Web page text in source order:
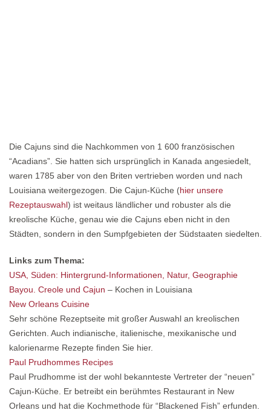
Die Cajuns sind die Nachkommen von 1 600 französischen
“Acadians”. Sie hatten sich ursprünglich in Kanada angesiedelt,
waren 1785 aber von den Briten vertrieben worden und nach
Louisiana weitergezogen. Die Cajun-Küche (hier unsere
Rezeptauswahl) ist weitaus ländlicher und robuster als die
kreolische Küche, genau wie die Cajuns eben nicht in den
Städten, sondern in den Sumpfgebieten der Südstaaten siedelten.
Links zum Thema:
USA, Süden: Hintergrund-Informationen, Natur, Geographie
Bayou. Creole und Cajun – Kochen in Louisiana
New Orleans Cuisine
Sehr schöne Rezeptseite mit großer Auswahl an kreolischen
Gerichten. Auch indianische, italienische, mexikanische und
kalorienarme Rezepte finden Sie hier.
Paul Prudhommes Recipes
Paul Prudhomme ist der wohl bekannteste Vertreter der “neuen”
Cajun-Küche. Er betreibt ein berühmtes Restaurant in New
Orleans und hat die Kochmethode für “Blackened Fish” erfunden.